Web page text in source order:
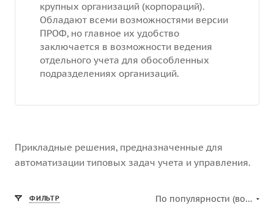
крупных организаций (корпораций).
Обладают всеми возможностями версии
ПРОФ, но главное их удобство
заключается в возможности ведения
отдельного учета для обособленных
подразделениях организаций.
Прикладные решения, предназначенные для
автоматизации типовых задач учета и управления.
ФИЛЬТР По популярности (возрастание)